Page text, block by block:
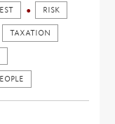
RISK
TAXATION